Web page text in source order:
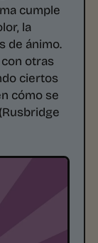
cumple
la
de ánimo.
otras
ciertos
cómo se